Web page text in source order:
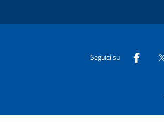
Seguici su